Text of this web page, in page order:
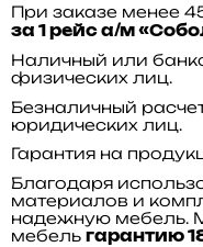
При заказе менее
за 1 рейс а/м
Наличный или
физических лиц.
Безналичный
юридических лиц.
Гарантия на
Благодаря
материалов и
надежную мебель.
мебель гарантию